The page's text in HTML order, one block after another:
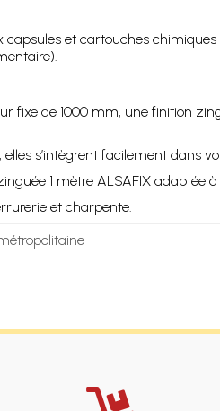
et cartouches
fixe de 1000 mm, une finition
s’intègrent facilement dans
1 mètre ALSAFIX adaptée
et charpente.